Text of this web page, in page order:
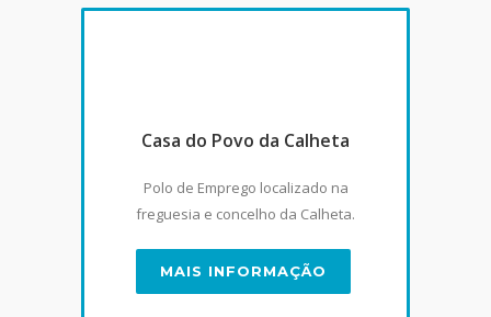
Casa do Povo da Calheta
Polo de Emprego localizado na
freguesia e concelho da Calheta.
MAIS INFORMAÇÃO